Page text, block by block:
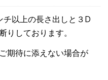
以上の長さ出しと３D
りしております。
期待に添えない場合が